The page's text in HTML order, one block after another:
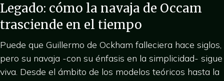
Legado: cómo la navaja de Occam
trasciende en el tiempo
Puede que Guillermo de Ockham falleciera hace siglos,
pero su navaja -con su énfasis en la simplicidad- sigue
viva. Desde el ámbito de los modelos teóricos hasta la